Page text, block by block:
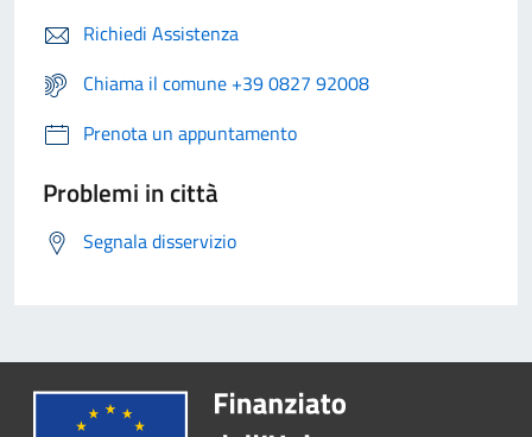
Richiedi Assistenza
Chiama il comune +39 0827 92008
Prenota un appuntamento
Problemi in città
Segnala disservizio